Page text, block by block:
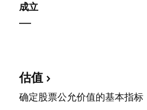
成立
—
估值
确定股票公允价值的基本指标